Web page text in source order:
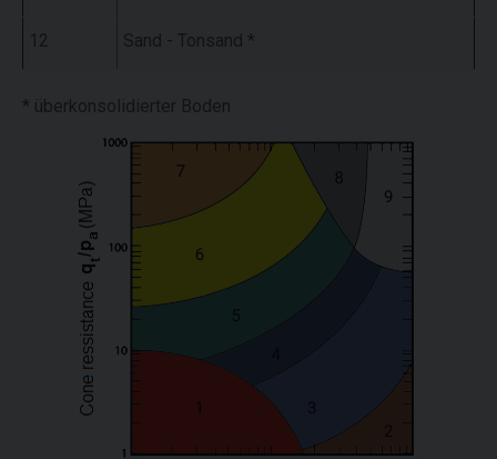
12 Sand - Tonsand *
* überkonsolidierter Boden